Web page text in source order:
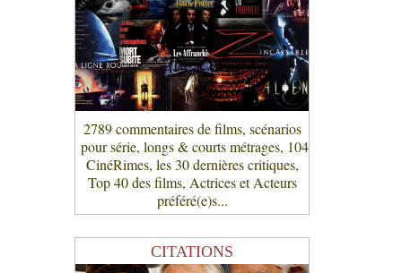
2789 commentaires de films, scénarios
pour série, longs & courts métrages, 104
CinéRimes, les 30 dernières critiques,
Top 40 des films, Actrices et Acteurs
préféré(e)s...
CITATIONS